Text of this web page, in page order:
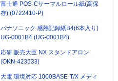
富士通 POS-Cサーマルロール紙(高保
存) (0722410-P)
パナソニック 感熱記録紙B4(6本入り)
UG-0001B4 (UG-0001B4)
応研 販売大臣 NX スタンドアロン
(OKN-423533)
大電 環境対応 1000BASE-T/X メディ